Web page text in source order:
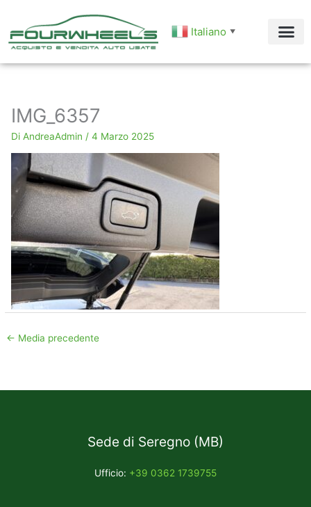
contenuto
Italiano ▼
IMG_6357
Di AndreaAdmin / 4 Marzo 2025
← Media precedente
Sede di Seregno (MB)
Ufficio: +39 0362 1739755